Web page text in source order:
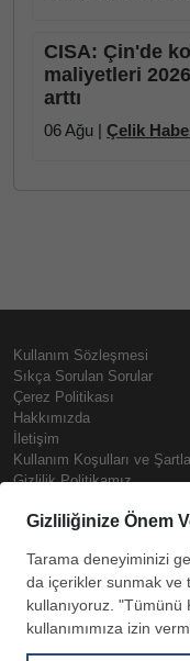
CISA: Çin'de
maliyetleri
arttı
06 Ağu | Çelik
Kullanım Sözleşmesi
Sıkça Sorulan Sorular
Çerez Politikası
Hakkımızda
İletişim
Kullanım Koşulları ve
Gizlilik Politikamız
Prime
Çelik Fiyatları
Demir Fiyatları
Güncel Hurda Fiyatları